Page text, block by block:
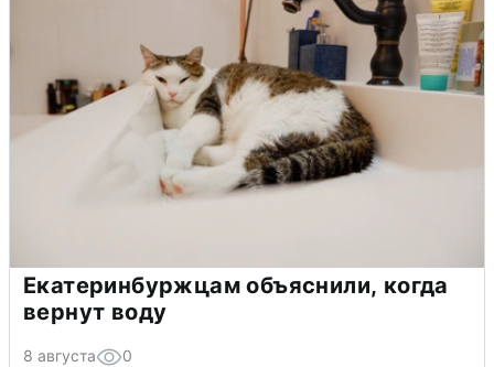
Екатеринбуржцам объяснили, когда
вернут воду
8 августа 0